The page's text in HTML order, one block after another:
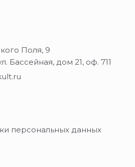
Поля, 9
Бассейная, дом 21, оф. 711
персональных данных